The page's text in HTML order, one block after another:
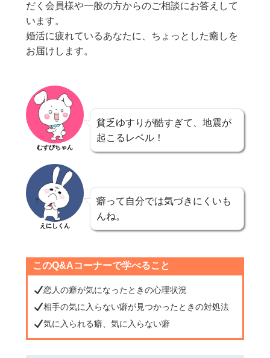
だく会員様や一般の方からのご相談にお答えして
います。
婚活に疲れているあなたに、ちょっとした癒しを
お届けします。
むすびちゃん
貧乏ゆすりが酷すぎて、地震が
起こるレベル！
えにしくん
癖って自分では気づきにくいも
んね。
このQ&Aコーナーで学べること
恋人の癖が気になったときの心理状況
相手の気に入らない癖が見つかったときの対処法
気に入られる癖、気に入らない癖